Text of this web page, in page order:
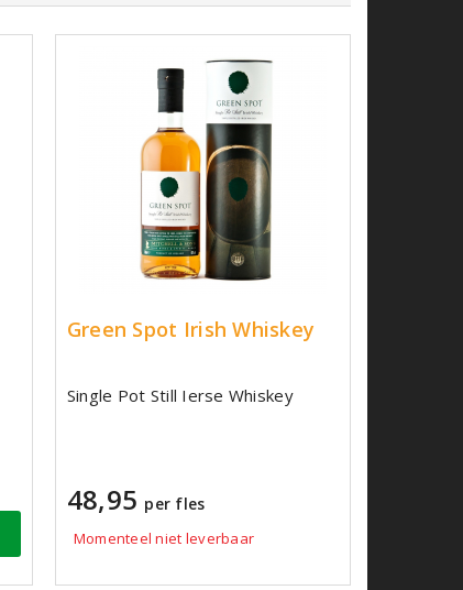
Green Spot Irish Whiskey
Single Pot Still Ierse Whiskey
48,95 per fles
Momenteel niet leverbaar